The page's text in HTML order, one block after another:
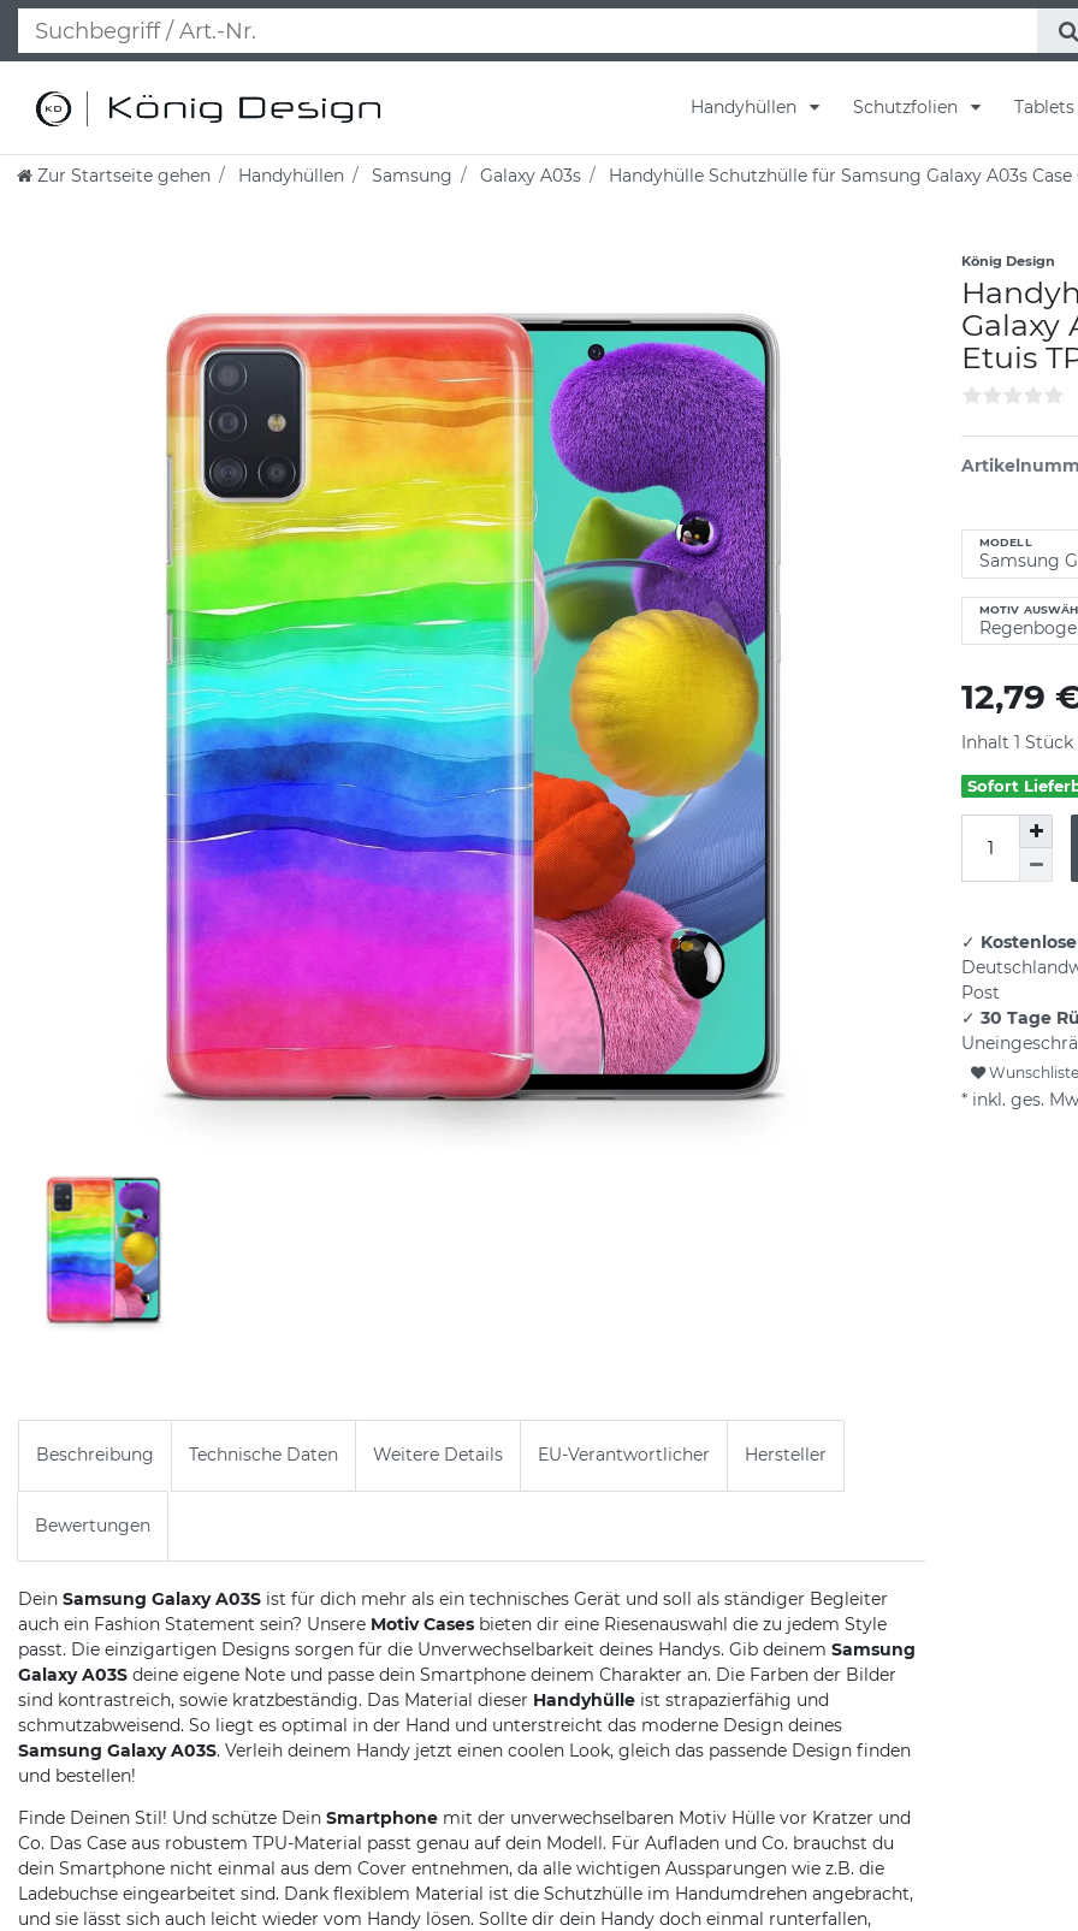
Handyhüllen Schutzfolien Tablets
Zur Startseite gehen Handyhüllen Samsung Galaxy A03s Handyhülle Schutzhülle für Samsung Galaxy A03s
König Design
Galaxy
Etuis
MODELL
MOTIV
12,79
Inhalt 1 Stück
Sofort
✓
Post
✓ 30 Tage
Wunschliste
* inkl. ges.
Beschreibung Technische Daten Weitere Details EU-Verantwortlicher Hersteller
Bewertungen
Dein Samsung Galaxy A03S ist für dich mehr als ein technisches Gerät und soll als ständiger Begleiter
auch ein Fashion Statement sein? Unsere Motiv Cases bieten dir eine Riesenauswahl die zu jedem Style
passt. Die einzigartigen Designs sorgen für die Unverwechselbarkeit deines Handys. Gib deinem Samsung
Galaxy A03S deine eigene Note und passe dein Smartphone deinem Charakter an. Die Farben der Bilder
sind kontrastreich, sowie kratzbeständig. Das Material dieser Handyhülle ist strapazierfähig und
schmutzabweisend. So liegt es optimal in der Hand und unterstreicht das moderne Design deines
Samsung Galaxy A03S. Verleih deinem Handy jetzt einen coolen Look, gleich das passende Design finden
und bestellen!
Finde Deinen Stil! Und schütze Dein Smartphone mit der unverwechselbaren Motiv Hülle vor Kratzer und
Co. Das Case aus robustem TPU-Material passt genau auf dein Modell. Für Aufladen und Co. brauchst du
dein Smartphone nicht einmal aus dem Cover entnehmen, da alle wichtigen Aussparungen wie z.B. die
Ladebuchse eingearbeitet sind. Dank flexiblem Material ist die Schutzhülle im Handumdrehen angebracht,
und sie lässt sich auch leicht wieder vom Handy lösen. Sollte dir dein Handy doch einmal runterfallen,